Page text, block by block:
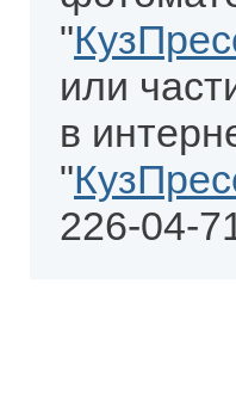
"
или
в
"
226-04-